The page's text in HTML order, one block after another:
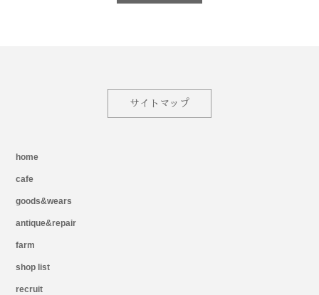
サイトマップ
home
cafe
goods&wears
antique&repair
farm
shop list
recruit